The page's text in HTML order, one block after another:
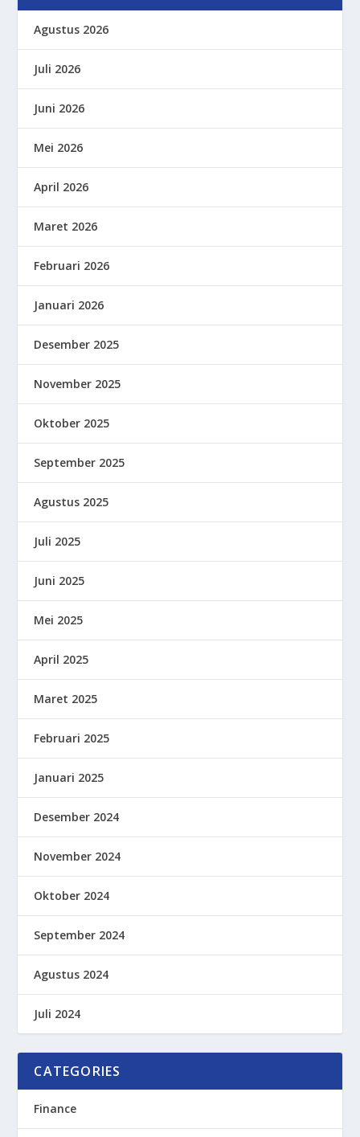
Agustus 2026
Juli 2026
Juni 2026
Mei 2026
April 2026
Maret 2026
Februari 2026
Januari 2026
Desember 2025
November 2025
Oktober 2025
September 2025
Agustus 2025
Juli 2025
Juni 2025
Mei 2025
April 2025
Maret 2025
Februari 2025
Januari 2025
Desember 2024
November 2024
Oktober 2024
September 2024
Agustus 2024
Juli 2024
CATEGORIES
Finance